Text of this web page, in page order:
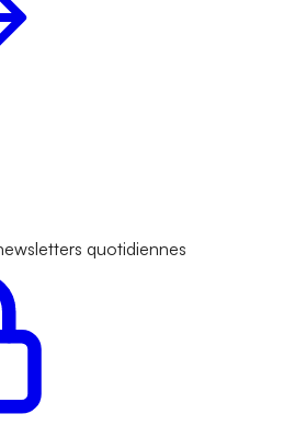
quotidiennes